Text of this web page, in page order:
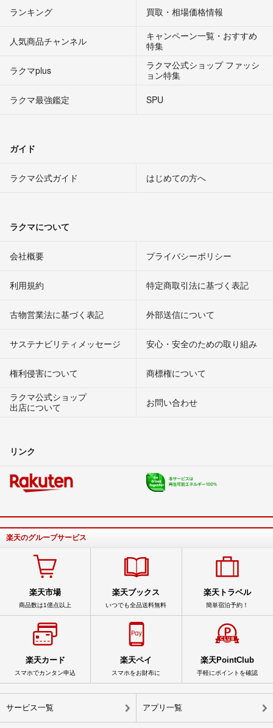
ランキング 買取・相場価格情報
人気商品チャンネル
キャンペーン一覧・おすすめ
特集
ラクマplus
ラクマ公式ショップ ファッシ
ョン特集
ラクマ最強鑑定
SPU
ガイド
ラクマ公式ガイド はじめての方へ
ラクマについて
会社概要 プライバシーポリシー
利用規約 特定商取引法に基づく表記
古物営業法に基づく表記 外部送信について
サステナビリティメッセージ 安心・安全のための取り組み
権利侵害について
商標権について
ラクマ公式ショップ
出店について
お問い合わせ
リンク
楽天のグループサービス
楽天市場
商品数は1億点以上
楽天ブックス
いつでも全品送料無料
楽天トラベル
簡単宿泊予約！
楽天カード
スマホでカンタン申込
楽天ペイ
スマホをお財布に
楽天PointClub
手軽にポイントを確認
サービス一覧 アプリ一覧